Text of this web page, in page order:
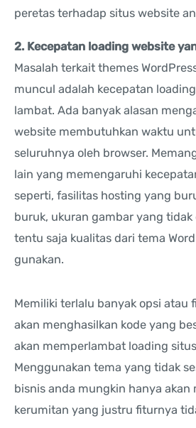
peretas terhadap situs website
2. Kecepatan loading website
Masalah terkait themes
muncul adalah kecepatan
lambat. Ada banyak alasan
website membutuhkan waktu
seluruhnya oleh browser.
lain yang memengaruhi
seperti, fasilitas hosting yang
buruk, ukuran gambar yang tidak
tentu saja kualitas dari tema
gunakan.
Memiliki terlalu banyak opsi atau
akan menghasilkan kode yang
akan memperlambat loading
Menggunakan tema yang tidak
bisnis anda mungkin hanya
kerumitan yang justru fiturnya